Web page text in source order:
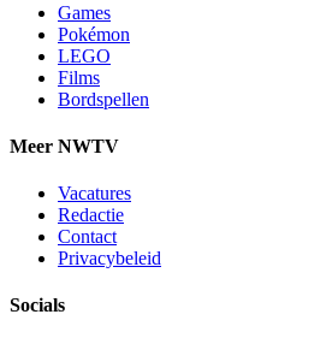
Games
Pokémon
LEGO
Films
Bordspellen
Meer NWTV
Vacatures
Redactie
Contact
Privacybeleid
Socials